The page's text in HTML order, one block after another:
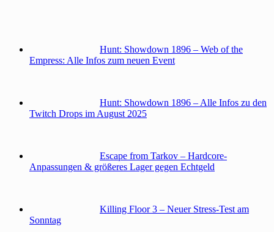
Hunt: Showdown 1896 – Web of the
Empress: Alle Infos zum neuen Event
Hunt: Showdown 1896 – Alle Infos zu den
Twitch Drops im August 2025
Escape from Tarkov – Hardcore-
Anpassungen & größeres Lager gegen Echtgeld
Killing Floor 3 – Neuer Stress-Test am
Sonntag